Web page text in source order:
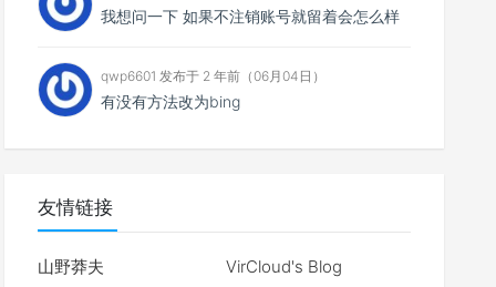
我想问一下 如果不注销账号就留着会怎么样
qwp6601 发布于 2 年前（06月04日）
有没有方法改为bing
友情链接
山野莽夫 VirCloud's Blog